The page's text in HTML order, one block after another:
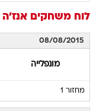
לוח משחקים אנז'ה
08/08/2015
מונפלייה
מחזור 1